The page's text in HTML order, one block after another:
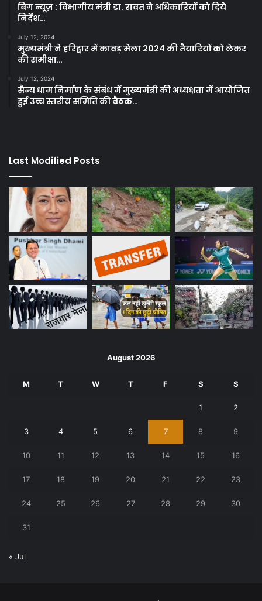
बिग न्यूज़ : विभागीय मंत्री डा. रावत ने अधिकारियों को दिये
निर्देश…
July 12, 2024
मुख्यमंत्री ने हरिद्वार में कावड़ मेला 2024 की तैयारियों को लेकर
की समीक्षा…
July 12, 2024
सैन्य धाम निर्माण के संबंध में मुख्यमंत्री की अध्यक्षता में आयोजित
हुई उच्च स्तरीय समिति की बैठक…
Last Modified Posts
August 2026
M T W T F S S
1 2
3 4 5 6 7 8 9
10 11 12 13 14 15 16
17 18 19 20 21 22 23
24 25 26 27 28 29 30
31
« Jul